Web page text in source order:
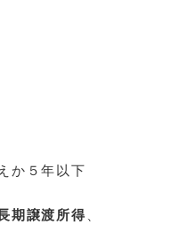
か５年以下
期譲渡所得